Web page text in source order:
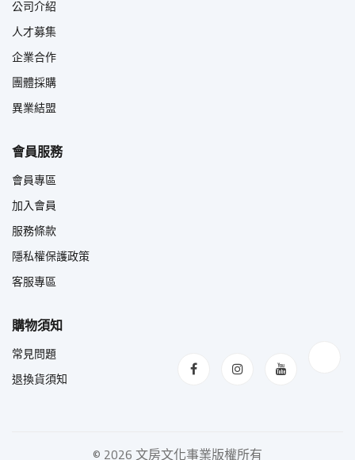
公司介紹
人才募集
企業合作
團體採購
異業結盟
會員服務
會員專區
加入會員
服務條款
隱私權保護政策
客服專區
購物須知
常見問題
退換貨須知
© 2026 文房文化事業版權所有